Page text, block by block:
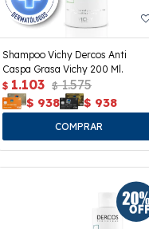
Shampoo Vichy Dercos Anti
Caspa Grasa Vichy 200 Ml.
$ 1.103 $ 1.575
$ 938 $ 938